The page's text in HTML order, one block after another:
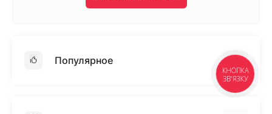
Популярное
КНОПКА
ЗВ'ЯЗКУ